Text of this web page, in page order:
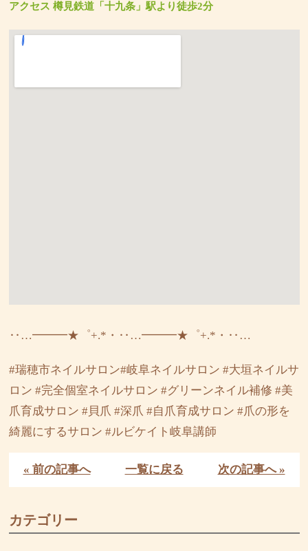
アクセス 樽見鉄道「十九条」駅より徒歩2分
‥…━━━★゜+.*・‥…━━━★゜+.*・‥…
#瑞穂市ネイルサロン#岐阜ネイルサロン #大垣ネイルサ
ロン #完全個室ネイルサロン #グリーンネイル補修 #美
爪育成サロン #貝爪 #深爪 #自爪育成サロン #爪の形を
綺麗にするサロン #ルビケイト岐阜講師
« 前の記事へ 一覧に戻る 次の記事へ »
カテゴリー